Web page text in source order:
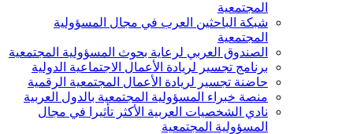
المجتمعية
شبكة الباحثين العرب في مجال المسؤولية
المجتمعية
الصندوق العربي لرعاية بحوث المسؤولية المجتمعية
برنامج تجسير لريادة الأعمال الاجتماعية الدولية
حاضنة تجسير لريادة الأعمال المجتمعية الرقمية
منصة خبراء المسؤولية المجتمعية بالدول العربية
نادي الشخصيات العربية الأكثر تأثيرا في مجال
المسؤولية المجتمعية